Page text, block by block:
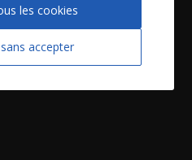
CGV
Mentions légales
Vie privée
accepter
les cookies